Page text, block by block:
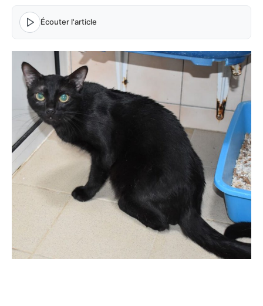
Écouter l'article